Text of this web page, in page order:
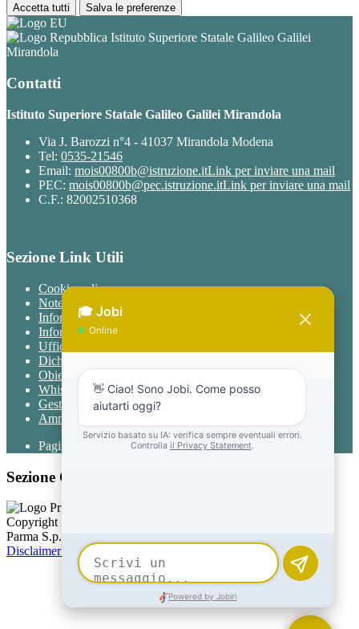
Accetta tutti Salva le preferenze
Istituto Superiore Statale Galileo Galilei
Mirandola
Contatti
Istituto Superiore Statale Galileo Galilei Mirandola
Via J. Barozzi n°4 - 41037 Mirandola Modena
Tel: 0535-21546
Email: mois00800b@istruzione.itLink per inviare una mail
PEC: mois00800b@pec.istruzione.itLink per inviare una mail
C.F.: 82002510368
Sezione Link Utili
Cookie policy
Note legali
Informativa Privacy
Informativa Privacy chatbot Jobi
Ufficio Relazioni con il Pubblico
Dichiarazione di accessibilità
Obiettivi di accessibilità
Whistleblowing
Gestione consensi cookie
Amministrazione trasparente
Pagina visualizzata708volte
Sezione Copyright
Copyright 2026 | Engineered and powered by Gruppo Spaggiari
Parma S.p.A. | Divisione Publishing & New Social Media
Disclaimer trattamento dati personali